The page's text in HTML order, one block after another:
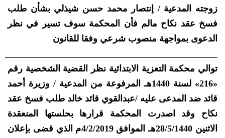
زوجته المدعية / إنتصار محمد حسن شيذلي بشأن طلب
فسخ عقد نكاح مالم فأن المحكمة سوف تسير في نظر
الدعوى بمواجهة منصوب شرعي وفقا للقانون
توالي محكمة التعزية الابتدائية نظر القضية الشخصية رقم
«216» لسنة 1440هـ المرفوعة من المدعية / وزيرة أحمد
قائد ضد المدعى عليه /عبدالقوي قائد خالد طلب فسخ عقد
نكاح وقد اصدرت المحكمة قرارها بحلستها المنعقدة
الاثنين 28/5/1440هـ الموافق 4/2/2019م الذي قضى بإعلان